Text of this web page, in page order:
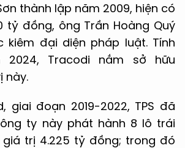
thành lập năm 2009, hiện có
tỷ đồng, ông Trần Hoàng Quý
kiêm đại diện pháp luật. Tính
Tracodi nắm sở hữu
này.
giai đoạn 2019-2022, TPS đã
ty này phát hành 8 lô trái
trị 4.225 tỷ đồng; trong đó